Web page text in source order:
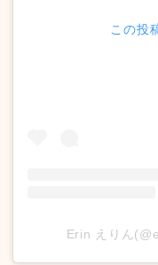
この投
Erin えりん